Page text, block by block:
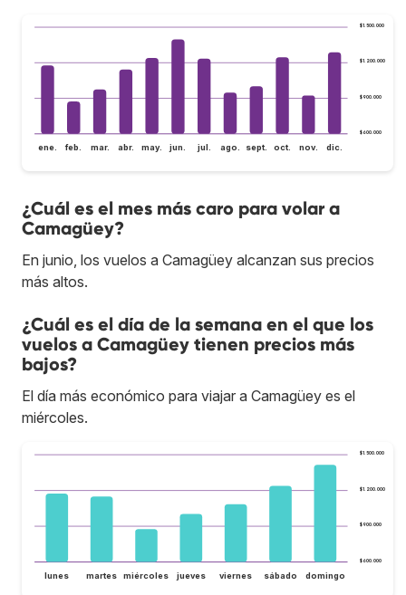
$600.000
$900.000
$1.200.000
$1.500.000
ene. feb. mar. abr. may. jun. jul. ago. sept. oct. nov. dic.
¿Cuál es el mes más caro para volar a
Camagüey?
En junio, los vuelos a Camagüey alcanzan sus precios
más altos.
¿Cuál es el día de la semana en el que los
vuelos a Camagüey tienen precios más
bajos?
El día más económico para viajar a Camagüey es el
miércoles.
$600.000
$900.000
$1.200.000
$1.500.000
lunes martes miércoles jueves viernes sábado domingo